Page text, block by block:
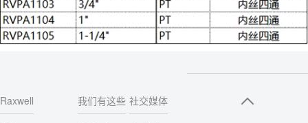
Raxwell 我们有这些 社交媒体